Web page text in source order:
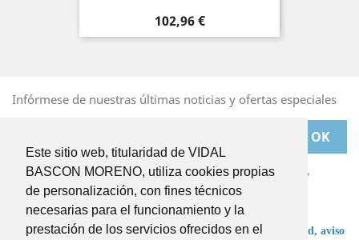
Este sitio web, titularidad de VIDAL
BASCON MORENO, utiliza cookies propias
de personalización, con fines técnicos
necesarias para el funcionamiento y la
prestación de los servicios ofrecidos en el
Precio
102,96 €
Infórmese de nuestras últimas noticias y ofertas especiales
Puede darse de baja en cualquier momento. Para ello,
deberá dirigirse a
BASCONMORENO@BASCONMORENO.COM
He leído y acepto las condiciones de lapolítica de privacidad, aviso